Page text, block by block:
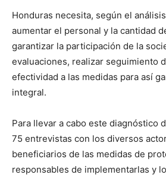
Honduras necesita, según el
aumentar el personal y la cantidad
garantizar la participación de la
evaluaciones, realizar seguimiento
efectividad a las medidas para así
integral.
Para llevar a cabo este diagnóstico
75 entrevistas con los diversos
beneficiarios de las medidas de
responsables de implementarlas y